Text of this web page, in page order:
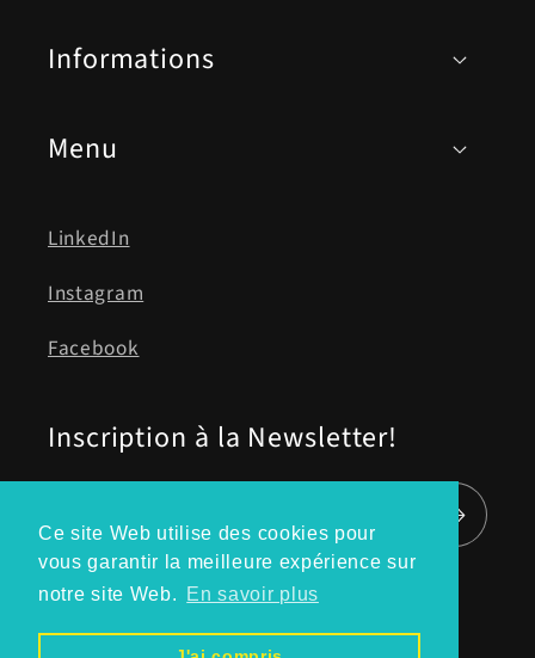
Ce site Web utilise des cookies pour
vous garantir la meilleure expérience sur
notre site Web.
En savoir plus
Informations
Menu
LinkedIn
Instagram
Facebook
Inscription à la Newsletter!
Moyens